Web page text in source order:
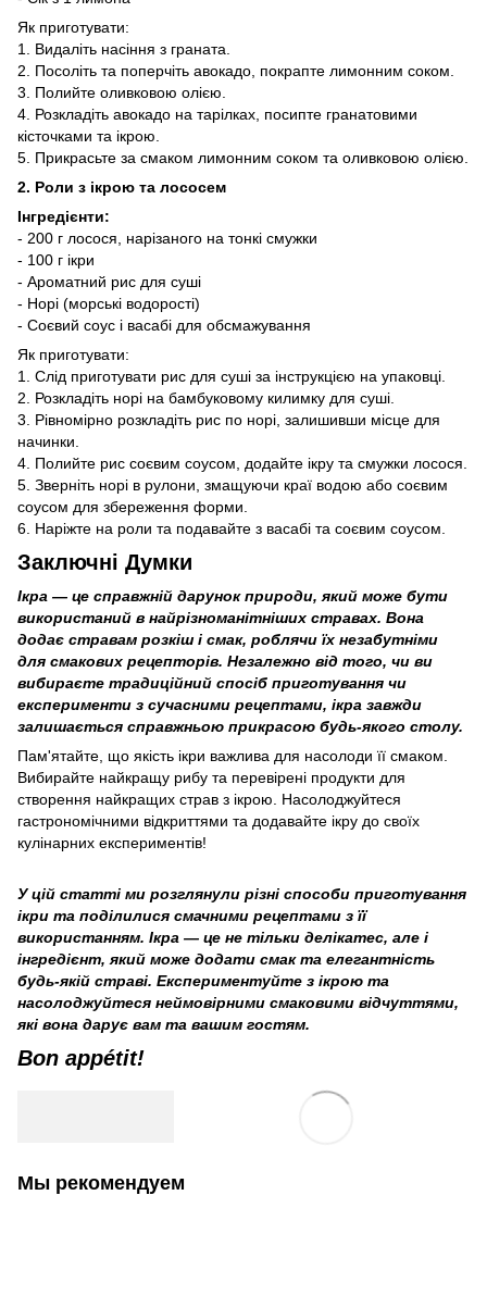
Як приготувати:
1. Видаліть насіння з граната.
2. Посоліть та поперчіть авокадо, покрапте лимонним соком.
3. Полийте оливковою олією.
4. Розкладіть авокадо на тарілках, посипте гранатовими
кісточками та ікрою.
5. Прикрасьте за смаком лимонним соком та оливковою олією.
2. Роли з ікрою та лососем
Інгредієнти:
- 200 г лосося, нарізаного на тонкі смужки
- 100 г ікри
- Ароматний рис для суші
- Норі (морські водорості)
- Соєвий соус і васабі для обсмажування
Як приготувати:
1. Слід приготувати рис для суші за інструкцією на упаковці.
2. Розкладіть норі на бамбуковому килимку для суші.
3. Рівномірно розкладіть рис по норі, залишивши місце для
начинки.
4. Полийте рис соєвим соусом, додайте ікру та смужки лосося.
5. Зверніть норі в рулони, змащуючи краї водою або соєвим
соусом для збереження форми.
6. Наріжте на роли та подавайте з васабі та соєвим соусом.
Заключні Думки
Ікра — це справжній дарунок природи, який може бути
використаний в найрізноманітніших стравах. Вона
додає стравам розкіш і смак, роблячи їх незабутніми
для смакових рецепторів. Незалежно від того, чи ви
вибираєте традиційний спосіб приготування чи
експерименти з сучасними рецептами, ікра завжди
залишається справжньою прикрасою будь-якого столу.
Пам'ятайте, що якість ікри важлива для насолоди її смаком.
Вибирайте найкращу рибу та перевірені продукти для
створення найкращих страв з ікрою. Насолоджуйтеся
гастрономічними відкриттями та додавайте ікру до своїх
кулінарних експериментів!
У цій статті ми розглянули різні способи приготування
ікри та поділилися смачними рецептами з її
використанням. Ікра — це не тільки делікатес, але і
інгредієнт, який може додати смак та елегантність
будь-якій страві. Експериментуйте з ікрою та
насолоджуйтеся неймовірними смаковими відчуттями,
які вона дарує вам та вашим гостям.
Bon appétit!
Мы рекомендуем